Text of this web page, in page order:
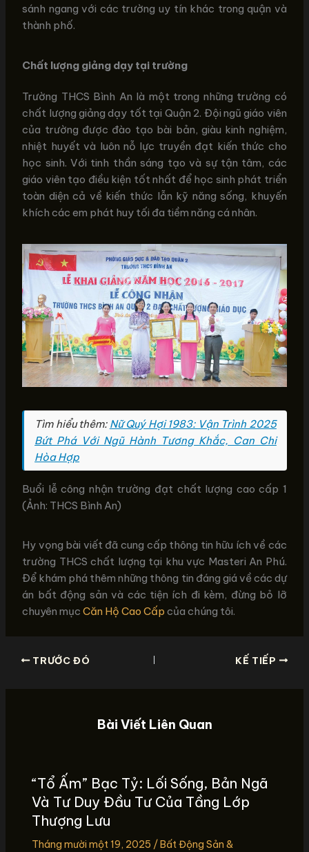
sánh ngang với các trường uy tín khác trong quận và
thành phố.
Chất lượng giảng dạy tại trường
Trường THCS Bình An là một trong những trường có
chất lượng giảng dạy tốt tại Quận 2. Đội ngũ giáo viên
của trường được đào tạo bài bản, giàu kinh nghiệm,
nhiệt huyết và luôn nỗ lực truyền đạt kiến thức cho
học sinh. Với tinh thần sáng tạo và sự tận tâm, các
giáo viên tạo điều kiện tốt nhất để học sinh phát triển
toàn diện cả về kiến thức lẫn kỹ năng sống, khuyến
khích các em phát huy tối đa tiềm năng cá nhân.
Tìm hiểu thêm: Nữ Quý Hợi 1983: Vận Trình 2025
Bứt Phá Với Ngũ Hành Tương Khắc, Can Chi
Hòa Hợp
Buổi lễ công nhận trường đạt chất lượng cao cấp 1
(Ảnh: THCS Bình An)
Hy vọng bài viết đã cung cấp thông tin hữu ích về các
trường THCS chất lượng tại khu vực Masteri An Phú.
Để khám phá thêm những thông tin đáng giá về các dự
án bất động sản và các tiện ích đi kèm, đừng bỏ lỡ
chuyên mụcCăn Hộ Cao Cấp của chúng tôi.
TRƯỚC ĐÓ KẾ TIẾP
Bài Viết Liên Quan
“Tổ Ấm” Bạc Tỷ: Lối Sống, Bản Ngã
Và Tư Duy Đầu Tư Của Tầng Lớp
Thượng Lưu
Tháng mười một 19, 2025 / Bất Động Sản &